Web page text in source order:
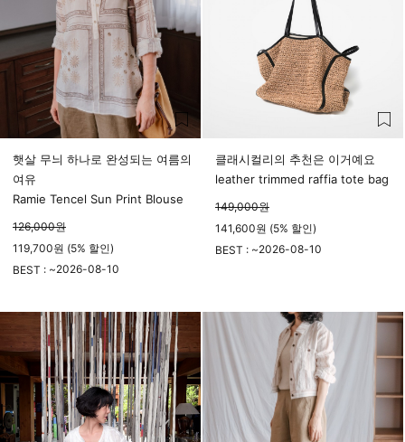
햇살 무늬 하나로 완성되는 여름의
여유
Ramie Tencel Sun Print Blouse
126,000원
119,700원 (5% 할인)
BEST : ~2026-08-10
클래시컬리의 추천은 이거예요
leather trimmed raffia tote bag
149,000원
141,600원 (5% 할인)
BEST : ~2026-08-10